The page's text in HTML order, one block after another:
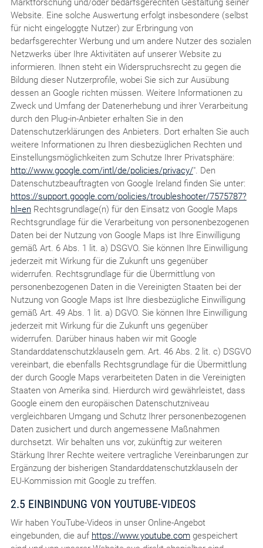
Website. Eine solche Auswertung erfolgt insbesondere (selbst
für nicht eingeloggte Nutzer) zur Erbringung von
bedarfsgerechter Werbung und um andere Nutzer des sozialen
Netzwerks über Ihre Aktivitäten auf unserer Website zu
informieren. Ihnen steht ein Widerspruchsrecht zu gegen die
Bildung dieser Nutzerprofile, wobei Sie sich zur Ausübung
dessen an Google richten müssen. Weitere Informationen zu
Zweck und Umfang der Datenerhebung und ihrer Verarbeitung
durch den Plug-in-Anbieter erhalten Sie in den
Datenschutzerklärungen des Anbieters. Dort erhalten Sie auch
weitere Informationen zu Ihren diesbezüglichen Rechten und
Einstellungsmöglichkeiten zum Schutze Ihrer Privatsphäre:
http://www.google.com/intl/de/policies/privacy/". Den
Datenschutzbeauftragten von Google Ireland finden Sie unter:
https://support.google.com/policies/troubleshooter/7575787?
hl=enRechtsgrundlage(n) für den Einsatz von Google Maps
Rechtsgrundlage für die Verarbeitung von personenbezogenen
Daten bei der Nutzung von Google Maps ist Ihre Einwilligung
gemäß Art. 6 Abs. 1 lit. a) DSGVO. Sie können Ihre Einwilligung
jederzeit mit Wirkung für die Zukunft uns gegenüber
widerrufen. Rechtsgrundlage für die Übermittlung von
personenbezogenen Daten in die Vereinigten Staaten bei der
Nutzung von Google Maps ist Ihre diesbezügliche Einwilligung
gemäß Art. 49 Abs. 1 lit. a) DGVO. Sie können Ihre Einwilligung
jederzeit mit Wirkung für die Zukunft uns gegenüber
widerrufen. Darüber hinaus haben wir mit Google
Standarddatenschutzklauseln gem. Art. 46 Abs. 2 lit. c) DSGVO
vereinbart, die ebenfalls Rechtsgrundlage für die Übermittlung
der durch Google Maps verarbeiteten Daten in die Vereinigten
Staaten von Amerika sind. Hierdurch wird gewährleistet, dass
Google einem den europäischen Datenschutzniveau
vergleichbaren Umgang und Schutz Ihrer personenbezogenen
Daten zusichert und durch angemessene Maßnahmen
durchsetzt. Wir behalten uns vor, zukünftig zur weiteren
Stärkung Ihrer Rechte weitere vertragliche Vereinbarungen zur
Ergänzung der bisherigen Standarddatenschutzklauseln der
EU-Kommission mit Google zu treffen.
2.5 EINBINDUNG VON YOUTUBE-VIDEOS
Wir haben YouTube-Videos in unser Online-Angebot
eingebunden, die auf https://www.youtube.comgespeichert